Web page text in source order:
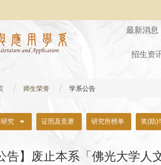
最新消息
招生资
师生荣誉 学系公告
究 证照及竞赛 研究所榜单 奖(助)
告】废止本系「佛光大学